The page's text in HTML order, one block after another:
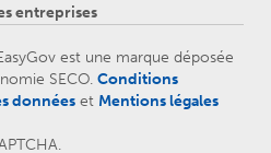
entreprises
est une marque déposée
SECO. Conditions
données et Mentions légales